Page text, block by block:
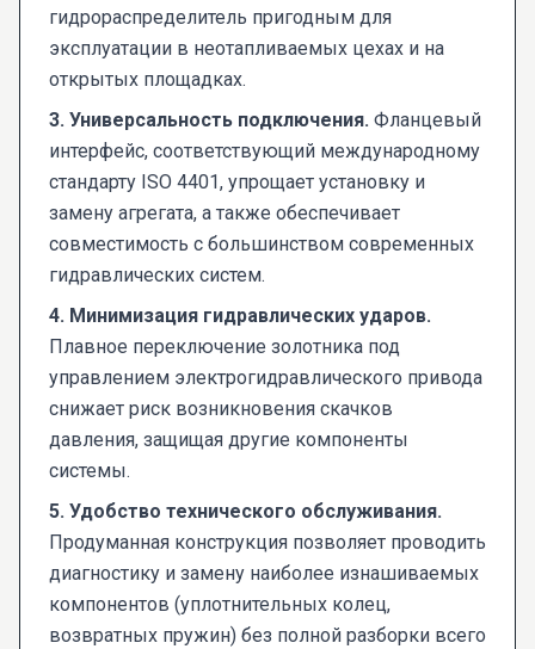
гидрораспределитель пригодным для
эксплуатации в неотапливаемых цехах и на
открытых площадках.
3. Универсальность подключения. Фланцевый
интерфейс, соответствующий международному
стандарту ISO 4401, упрощает установку и
замену агрегата, а также обеспечивает
совместимость с большинством современных
гидравлических систем.
4. Минимизация гидравлических ударов.
Плавное переключение золотника под
управлением электрогидравлического привода
снижает риск возникновения скачков
давления, защищая другие компоненты
системы.
5. Удобство технического обслуживания.
Продуманная конструкция позволяет проводить
диагностику и замену наиболее изнашиваемых
компонентов (уплотнительных колец,
возвратных пружин) без полной разборки всего